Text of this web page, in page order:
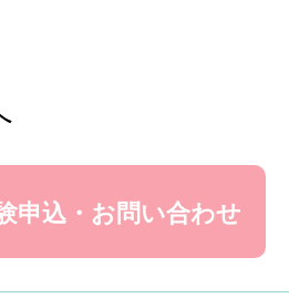
申込 ・ お問い合わせ